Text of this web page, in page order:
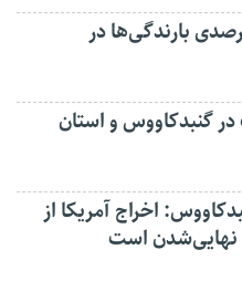
۵۳ درصدی بارندگی‌ها در
گنبدکاووس و استان
اخراج آمریکا از
نهایی‌شدن است